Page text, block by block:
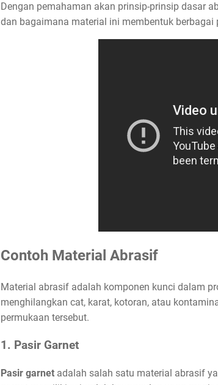
Dengan pemahaman akan prinsip-prinsip dasar
dan bagaimana material ini membentuk berbagai
Contoh Material Abrasif
Material abrasif adalah komponen kunci dalam
menghilangkan cat, karat, kotoran, atau
permukaan tersebut.
1. Pasir Garnet
Pasir garnet adalah salah satu material abrasif